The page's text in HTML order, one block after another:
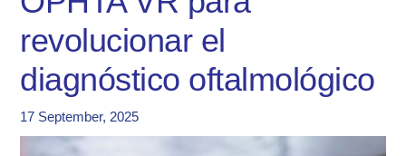
revolucionar el
diagnóstico oftalmológico
17 September, 2025